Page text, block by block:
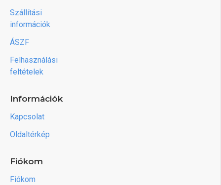
Szállítási
információk
ÁSZF
Felhasználási
feltételek
Információk
Kapcsolat
Oldaltérkép
Fiókom
Fiókom